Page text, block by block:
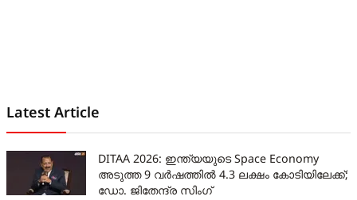
Latest Article
DITAA 2026: ഇന്ത്യയുടെ Space Economy
അടുത്ത 9 വർഷത്തിൽ 4.3 ലക്ഷം കോടിയിലേക്ക്;
ഡോ. ജിതേന്ദ്ര സിംഗ്